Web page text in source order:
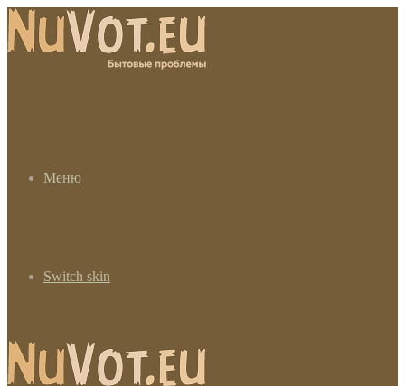
Меню
Switch skin